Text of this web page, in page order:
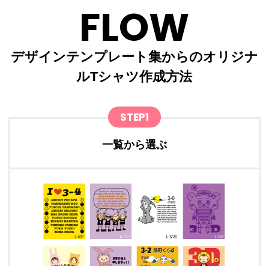
FLOW
デザインテンプレート集からのオリジナ
ルTシャツ作成方法
STEP1
一覧から選ぶ